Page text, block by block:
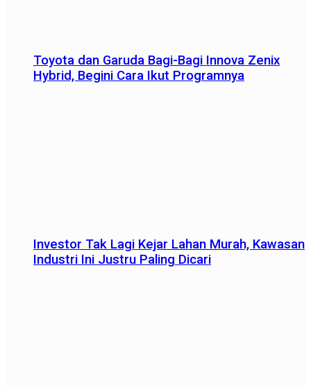
Toyota dan Garuda Bagi-Bagi Innova Zenix
Hybrid, Begini Cara Ikut Programnya
Investor Tak Lagi Kejar Lahan Murah, Kawasan
Industri Ini Justru Paling Dicari